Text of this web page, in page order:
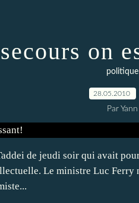
on
politique
28.05.2010
Par Yann
de jeudi soir qui avait
Le ministre Luc Ferry